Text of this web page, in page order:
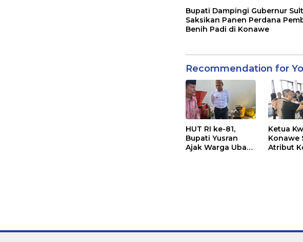
Bupati Dampingi Gubernur
Saksikan Panen Perdana
Benih Padi di Konawe
Recommendation for
HUT RI ke-81,
Bupati Yusran
Ajak Warga Ubah
Ketua
Konawe
Atribut